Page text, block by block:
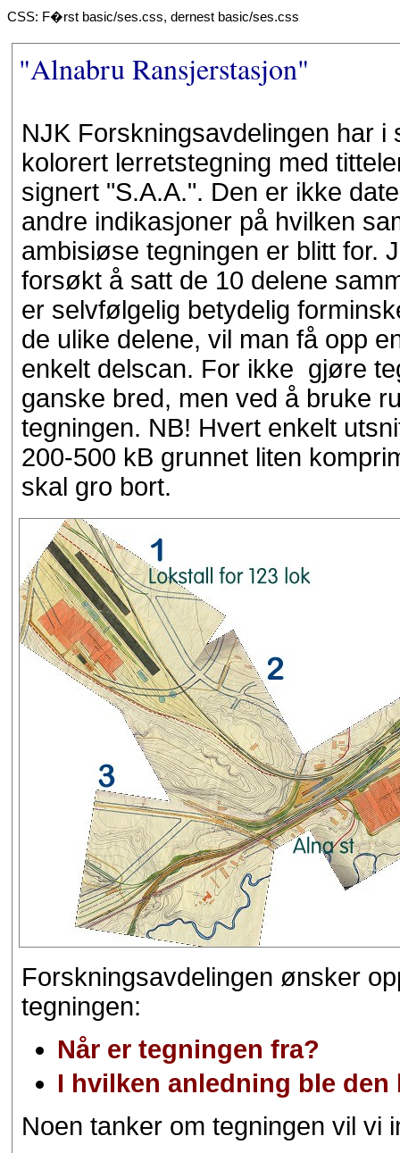
CSS: F�rst basic/ses.css, dernest basic/ses.css
"Alnabru Ransjerstasjon"
NJK Forskningsavdelingen har i
kolorert lerretstegning med
signert "S.A.A.". Den er ikke
andre indikasjoner på hvilken
ambisiøse tegningen er blitt for.
forsøkt å satt de 10 delene
er selvfølgelig betydelig
de ulike delene, vil man få opp
enkelt delscan. For ikke gjøre
ganske bred, men ved å bruke
tegningen. NB! Hvert enkelt
200-500 kB grunnet liten
skal gro bort.
Forskningsavdelingen ønsker
tegningen:
Når er tegningen fra?
I hvilken anledning ble den
Noen tanker om tegningen vil vi